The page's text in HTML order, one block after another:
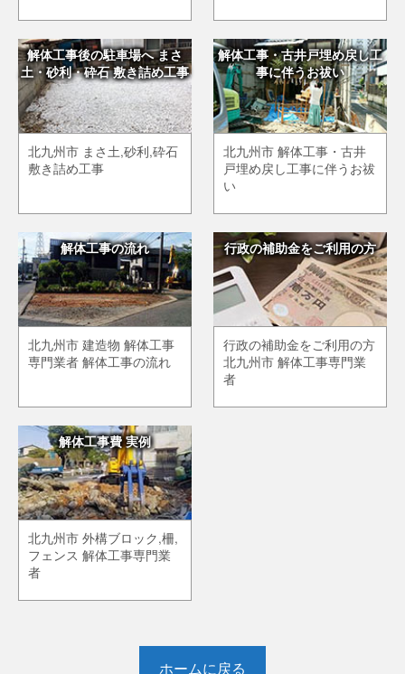
解体工事後の駐車場へ まさ
土・砂利・砕石 敷き詰め工事
北九州市 まさ土,砂利,砕石
敷き詰め工事
解体工事・古井戸埋め戻し工
事に伴うお祓い
北九州市 解体工事・古井
戸埋め戻し工事に伴うお祓
い
解体工事の流れ
北九州市 建造物 解体工事
専門業者 解体工事の流れ
行政の補助金をご利用の方
行政の補助金をご利用の方
北九州市 解体工事専門業
者
解体工事費 実例
北九州市 外構ブロック,柵,
フェンス 解体工事専門業
者
ホームに戻る